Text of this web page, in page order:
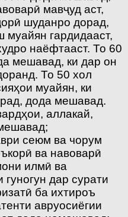
мавҷуд аст,
шуданро дорад,
муайян гардидааст,
наёфтааст. То 60
мешавад, ки дар он
То 50 хол
муайян, ки
дода мешавад.
аллакай,
сеюм ва чорум
ва навоварӣ
илмӣ ва
гуногун дар сурати
ба ихтироъ
авруосиёгии